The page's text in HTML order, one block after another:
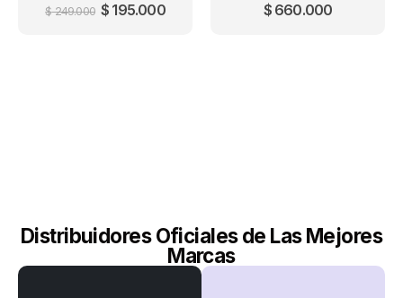
$249.000 $ 195.000 $660.000
Distribuidores Oficiales de Las Mejores
Marcas